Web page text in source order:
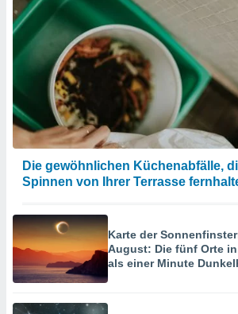
Die gewöhnlichen Küchenabfälle,
Spinnen von Ihrer Terrasse
Karte der
August: Die fünf Orte
als einer Minute